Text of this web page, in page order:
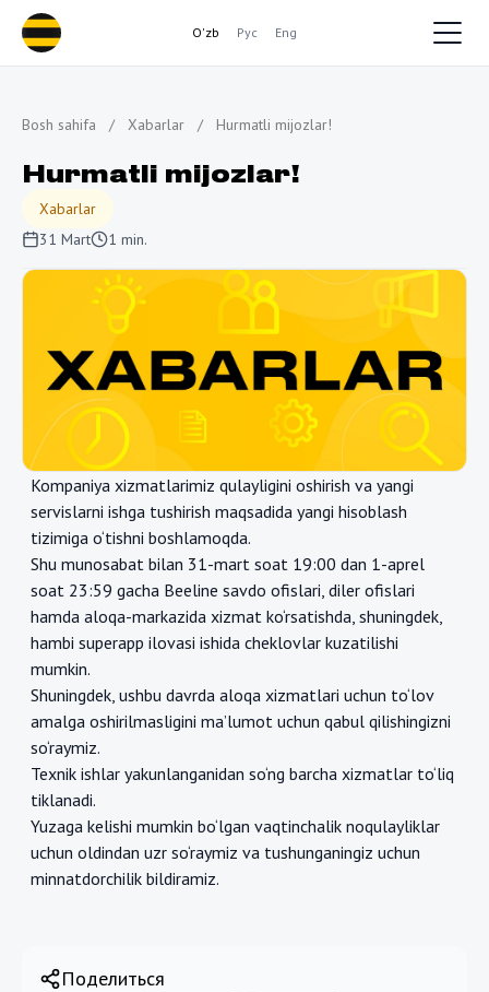
O'zb Рус Eng
Bosh sahifa / Xabarlar / Hurmatli mijozlar!
Hurmatli mijozlar!
Xabarlar
31 Mart
1 min.
Kompaniya xizmatlarimiz qulayligini oshirish va yangi
servislarni ishga tushirish maqsadida yangi hisoblash
tizimiga o‘tishni boshlamoqda.
Shu munosabat bilan 31-mart soat 19:00 dan 1-aprel
soat 23:59 gacha Beeline savdo ofislari, diler ofislari
hamda aloqa-markazida xizmat ko‘rsatishda, shuningdek,
hambi superapp ilovasi ishida cheklovlar kuzatilishi
mumkin.
Shuningdek, ushbu davrda aloqa xizmatlari uchun to‘lov
amalga oshirilmasligini ma’lumot uchun qabul qilishingizni
so‘raymiz.
Texnik ishlar yakunlanganidan so‘ng barcha xizmatlar to‘liq
tiklanadi.
Yuzaga kelishi mumkin bo‘lgan vaqtinchalik noqulayliklar
uchun oldindan uzr so‘raymiz va tushunganingiz uchun
minnatdorchilik bildiramiz.
Поделиться